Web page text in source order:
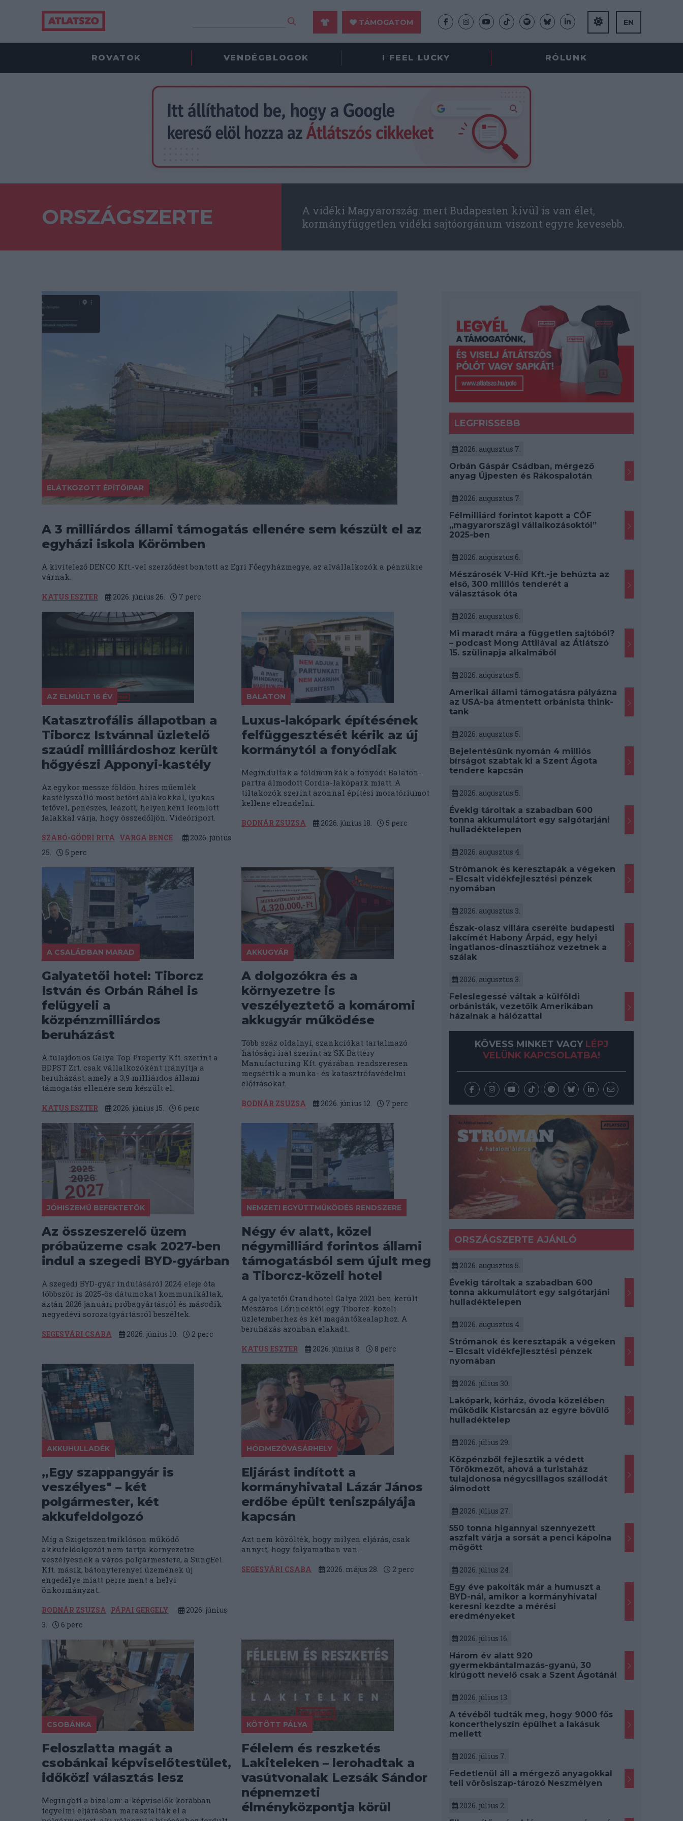
TÁMOGATOM EN
ROVATOK VENDÉGBLOGOK I FEEL LUCKY RÓLUNK
ORSZÁGSZERTE
A vidéki Magyarország: mert Budapesten kívül is van élet,
kormányfüggetlen vidéki sajtóorgánum viszont egyre kevesebb.
ELÁTKOZOTT ÉPÍTŐIPAR
A 3 milliárdos állami támogatás ellenére sem készült el az
egyházi iskola Körömben
A kivitelező DENCO Kft.-vel szerződést bontott az Egri Főegyházmegye, az alvállalkozók a pénzükre
várnak.
KATUS ESZTER 2026. június 26. 7 perc
AZ ELMÚLT 16 ÉV
Katasztrofális állapotban a
Tiborcz Istvánnal üzletelő
szaúdi milliárdoshoz került
hőgyészi Apponyi-kastély
Az egykor messze földön híres műemlék
kastélyszálló most betört ablakokkal, lyukas
tetővel, penészes, leázott, helyenként leomlott
falakkal várja, hogy összedőljön. Videóriport.
SZABÓ-GÖDRI RITA VARGA BENCE
2026. június
25.
5 perc
BALATON
Luxus-lakópark építésének
felfüggesztését kérik az új
kormánytól a fonyódiak
Megindultak a földmunkák a fonyódi Balaton-
partra álmodott Cordia-lakópark miatt. A
tiltakozók szerint azonnal építési moratóriumot
kellene elrendelni.
BODNÁR ZSUZSA 2026. június 18. 5 perc
A CSALÁDBAN MARAD
Galyatetői hotel: Tiborcz
István és Orbán Ráhel is
felügyeli a
közpénzmilliárdos
beruházást
A tulajdonos Galya Top Property Kft. szerint a
BDPST Zrt. csak vállalkozóként irányítja a
beruházást, amely a 3,9 milliárdos állami
támogatás ellenére sem készült el.
KATUS ESZTER 2026. június 15. 6 perc
AKKUGYÁR
A dolgozókra és a
környezetre is
veszélyeztető a komáromi
akkugyár működése
Több száz oldalnyi, szankciókat tartalmazó
hatósági irat szerint az SK Battery
Manufacturing Kft. gyárában rendszeresen
megsértik a munka- és katasztrófavédelmi
előírásokat.
BODNÁR ZSUZSA 2026. június 12. 7 perc
JÓHISZEMŰ BEFEKTETŐK
Az összeszerelő üzem
próbaüzeme csak 2027-ben
indul a szegedi BYD-gyárban
A szegedi BYD-gyár indulásáról 2024 eleje óta
többször is 2025-ös dátumokat kommunikáltak,
aztán 2026 januári próbagyártásról és második
negyedévi sorozatgyártásról beszéltek.
SEGESVÁRI CSABA 2026. június 10. 2 perc
NEMZETI EGYÜTTMŰKÖDÉS RENDSZERE
Négy év alatt, közel
négymilliárd forintos állami
támogatásból sem újult meg
a Tiborcz-közeli hotel
A galyatetői Grandhotel Galya 2021-ben került
Mészáros Lőrincéktől egy Tiborcz-közeli
üzletemberhez és két magántőkealaphoz. A
beruházás azonban elakadt.
KATUS ESZTER 2026. június 8. 8 perc
AKKUHULLADÉK
„Egy szappangyár is
veszélyes" – két
polgármester, két
akkufeldolgozó
Míg a Szigetszentmiklóson működő
akkufeldolgozót nem tartja környezetre
veszélyesnek a város polgármestere, a SungEel
Kft. másik, bátonyterenyei üzemének új
engedélye miatt perre ment a helyi
önkormányzat.
BODNÁR ZSUZSA PÁPAI GERGELY
2026. június
3.
6 perc
HÓDMEZŐVÁSÁRHELY
Eljárást indított a
kormányhivatal Lázár János
erdőbe épült teniszpályája
kapcsán
Azt nem közölték, hogy milyen eljárás, csak
annyit, hogy folyamatban van.
SEGESVÁRI CSABA 2026. május 28. 2 perc
CSOBÁNKA
Feloszlatta magát a
csobánkai képviselőtestület,
időközi választás lesz
Megingott a bizalom: a képviselők korábban
fegyelmi eljárásban marasztalták el a
KÖTÖTT PÁLYA
Félelem és reszketés
Lakiteleken – lerohadtak a
vasútvonalak Lezsák Sándor
népnemzeti
élményközpontja körül
LEGFRISSEBB
2026. augusztus 7.
Orbán Gáspár Csádban, mérgező
anyag Újpesten és Rákospalotán
2026. augusztus 7.
Félmilliárd forintot kapott a CÖF
„magyarországi vállalkozásoktól”
2025-ben
2026. augusztus 6.
Mészárosék V-Híd Kft.-je behúzta az
első, 300 milliós tenderét a
választások óta
2026. augusztus 6.
Mi maradt mára a független sajtóból?
– podcast Mong Attilával az Átlátszó
15. szülinapja alkalmából
2026. augusztus 5.
Amerikai állami támogatásra pályázna
az USA-ba átmentett orbánista think-
tank
2026. augusztus 5.
Bejelentésünk nyomán 4 milliós
bírságot szabtak ki a Szent Ágota
tendere kapcsán
2026. augusztus 5.
Évekig tároltak a szabadban 600
tonna akkumulátort egy salgótarjáni
hulladéktelepen
2026. augusztus 4.
Strómanok és keresztapák a végeken
– Elcsalt vidékfejlesztési pénzek
nyomában
2026. augusztus 3.
Észak-olasz villára cserélte budapesti
lakcímét Habony Árpád, egy helyi
ingatlanos-dinasztiához vezetnek a
szálak
2026. augusztus 3.
Feleslegessé váltak a külföldi
orbánisták, vezetőik Amerikában
házalnak a hálózattal
KÖVESS MINKET VAGY LÉPJ
VELÜNK KAPCSOLATBA!
ORSZÁGSZERTE AJÁNLÓ
2026. augusztus 5.
Évekig tároltak a szabadban 600
tonna akkumulátort egy salgótarjáni
hulladéktelepen
2026. augusztus 4.
Strómanok és keresztapák a végeken
– Elcsalt vidékfejlesztési pénzek
nyomában
2026. július 30.
Lakópark, kórház, óvoda közelében
működik Kistarcsán az egyre bővülő
hulladéktelep
2026. július 29.
Közpénzből fejlesztik a védett
Törökmezőt, ahová a turistaház
tulajdonosa négycsillagos szállodát
álmodott
2026. július 27.
550 tonna higannyal szennyezett
aszfalt várja a sorsát a penci kápolna
mögött
2026. július 24.
Egy éve pakolták már a humuszt a
BYD-nál, amikor a kormányhivatal
keresni kezdte a mérési
eredményeket
2026. július 16.
Három év alatt 920
gyermekbántalmazás-gyanú, 30
kirúgott nevelő csak a Szent Ágotánál
2026. július 13.
A tévéből tudták meg, hogy 9000 fős
koncerthelyszín épülhet a lakásuk
mellett
2026. július 7.
Fedetlenül áll a mérgező anyagokkal
teli vörösiszap-tározó Neszmélyen
2026. július 2.